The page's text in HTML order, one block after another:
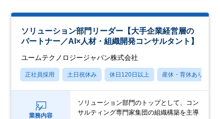
ソリューション部門リーダー【大手企業経営層の
パートナー／AI×人材・組織開発コンサルタント】
ユームテクノロジージャパン株式会社
正社員採用 土日祝休み 休日120日以上 産休・育休あり
業務内容
ソリューション部門のトップとして、コン
サルティング専門家集団の組織構築を主導